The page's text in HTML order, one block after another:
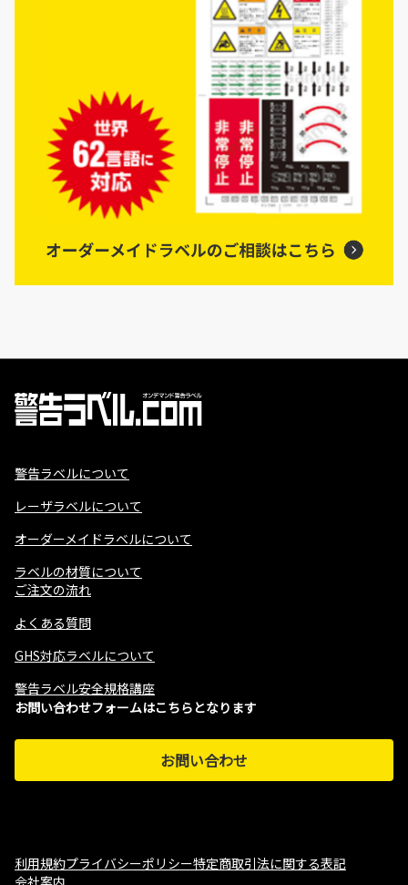
警告ラベルについて
レーザラベルについて
オーダーメイドラベルについて
ラベルの材質について
ご注文の流れ
よくある質問
GHS対応ラベルについて
警告ラベル安全規格講座
お問い合わせフォームはこちらとなります
お問い合わせ
利用規約プライバシーポリシー特定商取引法に関する表記
会社案内